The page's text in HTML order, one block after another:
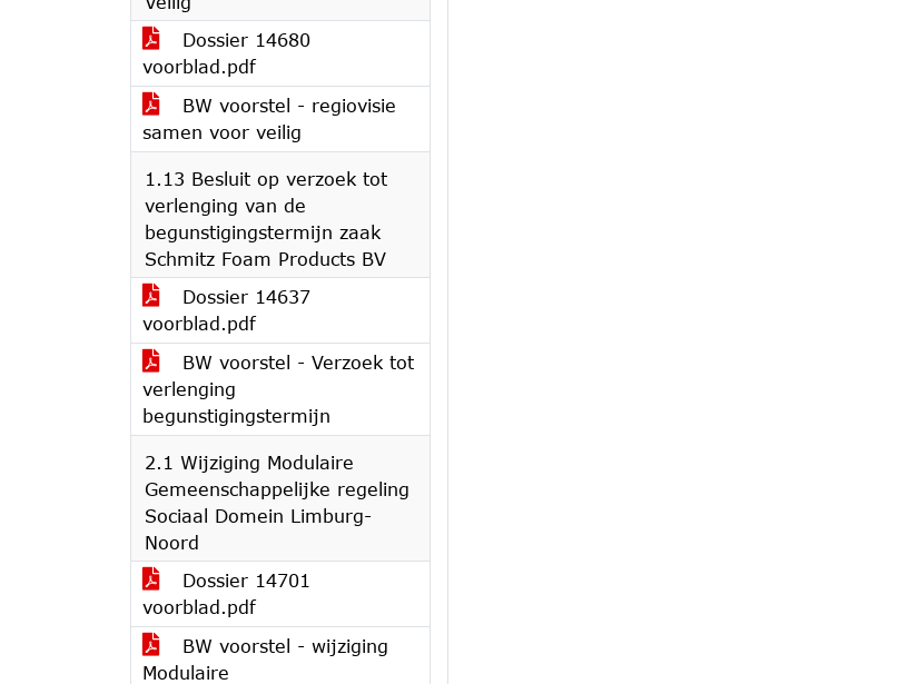
Dossier 14680
voorblad.pdf
BW voorstel - regiovisie
samen voor veilig
1.13 Besluit op verzoek tot
verlenging van de
begunstigingstermijn zaak
Schmitz Foam Products BV
Dossier 14637
voorblad.pdf
BW voorstel - Verzoek tot
verlenging
begunstigingstermijn
2.1 Wijziging Modulaire
Gemeenschappelijke regeling
Sociaal Domein Limburg-
Noord
Dossier 14701
voorblad.pdf
BW voorstel - wijziging
Modulaire